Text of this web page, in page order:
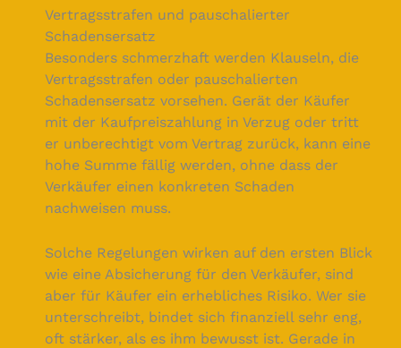
Vertragsstrafen und pauschalierter
Schadensersatz
Besonders schmerzhaft werden Klauseln, die
Vertragsstrafen oder pauschalierten
Schadensersatz vorsehen. Gerät der Käufer
mit der Kaufpreiszahlung in Verzug oder tritt
er unberechtigt vom Vertrag zurück, kann eine
hohe Summe fällig werden, ohne dass der
Verkäufer einen konkreten Schaden
nachweisen muss.
Solche Regelungen wirken auf den ersten Blick
wie eine Absicherung für den Verkäufer, sind
aber für Käufer ein erhebliches Risiko. Wer sie
unterschreibt, bindet sich finanziell sehr eng,
oft stärker, als es ihm bewusst ist. Gerade in